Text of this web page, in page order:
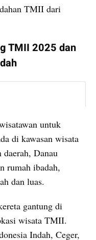
TMII dari
TMII 2025 dan
untuk
di kawasan wisata
Danau
rumah ibadah,
dan luas.
gantung di
wisata TMII.
Indah, Ceger,